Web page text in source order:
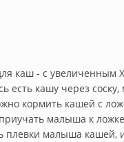
каш - с увеличенным
есть кашу через
кормить кашей с
малыша к
плевки малыша кашей,